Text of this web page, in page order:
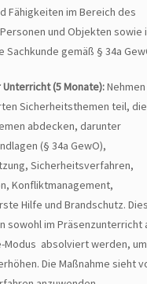
Fähigkeiten im Bereich des
und Objekten sowie
Sachkunde gemäß § 34a
(5 Monate):
Sicherheitsthemen teil,
abdecken, darunter
(§ 34a GewO),
Sicherheitsverfahren,
Konfliktmanagement,
Hilfe und Brandschutz.
sowohl im Präsenzunterricht
Modus absolviert werden,
Die Maßnahme sieht